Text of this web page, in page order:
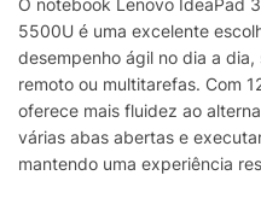
O notebook Lenovo IdeaPad
5500U é uma excelente
desempenho ágil no dia a
remoto ou multitarefas. Com
oferece mais fluidez ao
várias abas abertas e
mantendo uma experiência